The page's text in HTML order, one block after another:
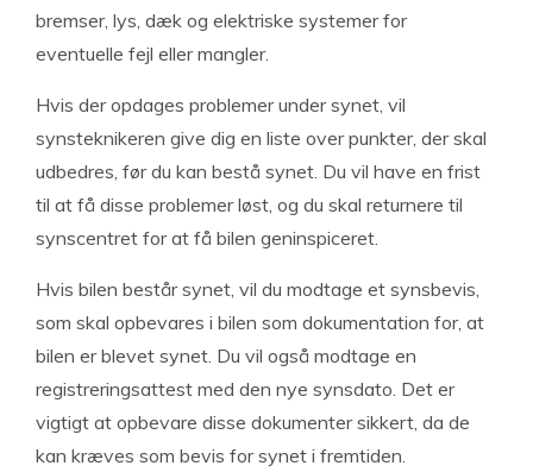
bremser, lys, dæk og elektriske systemer for
eventuelle fejl eller mangler.
Hvis der opdages problemer under synet, vil
synsteknikeren give dig en liste over punkter, der skal
udbedres, før du kan bestå synet. Du vil have en frist
til at få disse problemer løst, og du skal returnere til
synscentret for at få bilen geninspiceret.
Hvis bilen består synet, vil du modtage et synsbevis,
som skal opbevares i bilen som dokumentation for, at
bilen er blevet synet. Du vil også modtage en
registreringsattest med den nye synsdato. Det er
vigtigt at opbevare disse dokumenter sikkert, da de
kan kræves som bevis for synet i fremtiden.